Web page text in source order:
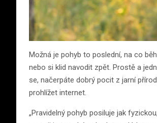
Možná je pohyb to poslední, na co
nebo si klid navodit zpět. Prostě a
se, načerpáte dobrý pocit z jarní
prohlížet internet.
„Pravidelný pohyb posiluje jak